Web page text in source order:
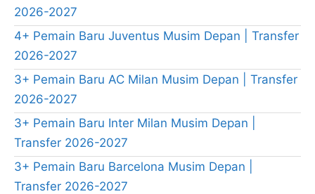
2026-2027
4+ Pemain Baru Juventus Musim Depan | Transfer
2026-2027
3+ Pemain Baru AC Milan Musim Depan | Transfer
2026-2027
3+ Pemain Baru Inter Milan Musim Depan |
Transfer 2026-2027
3+ Pemain Baru Barcelona Musim Depan |
Transfer 2026-2027